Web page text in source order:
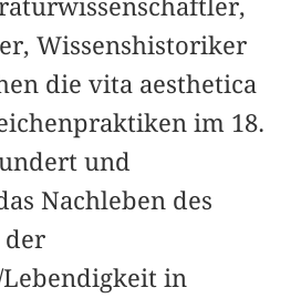
Wissenshistoriker
die vita aesthetica
im 18.
und
Nachleben des
der
in